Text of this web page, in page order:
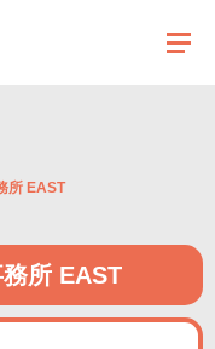
日(日)まで休業とさせていた
所 EAST
所 EAST